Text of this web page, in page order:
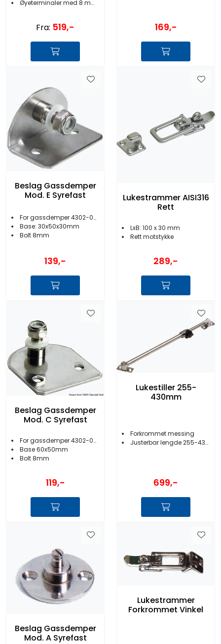
Øyeterminaler med 8 mm hull
Fra: 519,- 169,-
Beslag Gassdemper
Mod. E Syrefast
For gassdemper 4302-00 til -0
Base: 30x50x30mm
Bolt 8mm
139,-
Lukestrammer AISI316
Rett
LxB: 100 x 30 mm
Rett motstykke
289,-
Beslag Gassdemper
Mod. C Syrefast
For gassdemper 4302-00 til -09
Base 60x50mm
Bolt 8mm
119,-
Lukestiller 255-
430mm
Forkrommet messing
Justerbar lengde 255-430 mm
699,-
Beslag Gassdemper
Mod. A Syrefast
Lukestrammer
Forkrommet Vinkel